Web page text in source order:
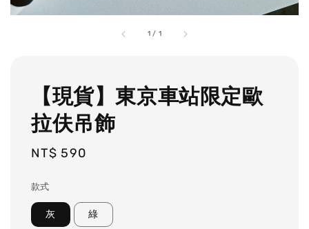
1 / 1
【現貨】東京車站限定歐
拉伕吊飾
Regular
NT$ 590
款式
灰 綠